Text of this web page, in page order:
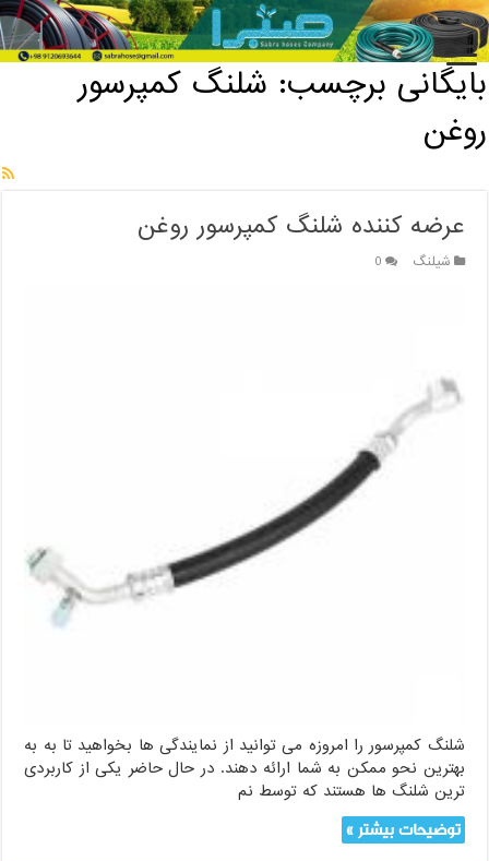
خانه / بایگانی برچسب: شلنگ کمپرسور روغن
بایگانی برچسب: شلنگ کمپرسور
روغن
عرضه کننده شلنگ کمپرسور روغن
شیلنگ 0
شلنگ کمپرسور را امروزه می توانید از نمایندگی ها بخواهید تا به به
بهترین نحو ممکن به شما ارائه دهند. در حال حاضر یکی از کاربردی
ترین شلنگ ها هستند که توسط نم
توضیحات بیشتر »